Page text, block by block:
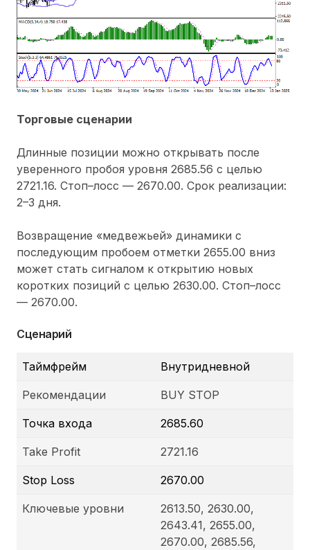
Торговые сценарии
Длинные позиции можно открывать после
уверенного пробоя уровня 2685.56 с целью
2721.16. Стоп–лосс — 2670.00. Срок реализации:
2–3 дня.
Возвращение «медвежьей» динамики с
последующим пробоем отметки 2655.00 вниз
может стать сигналом к открытию новых
коротких позиций с целью 2630.00. Стоп–лосс
— 2670.00.
Сценарий
Таймфрейм Внутридневной
Рекомендации BUY STOP
Точка входа 2685.60
Take Profit 2721.16
Stop Loss 2670.00
Ключевые уровни
2613.50, 2630.00,
2643.41, 2655.00,
2670.00, 2685.56,